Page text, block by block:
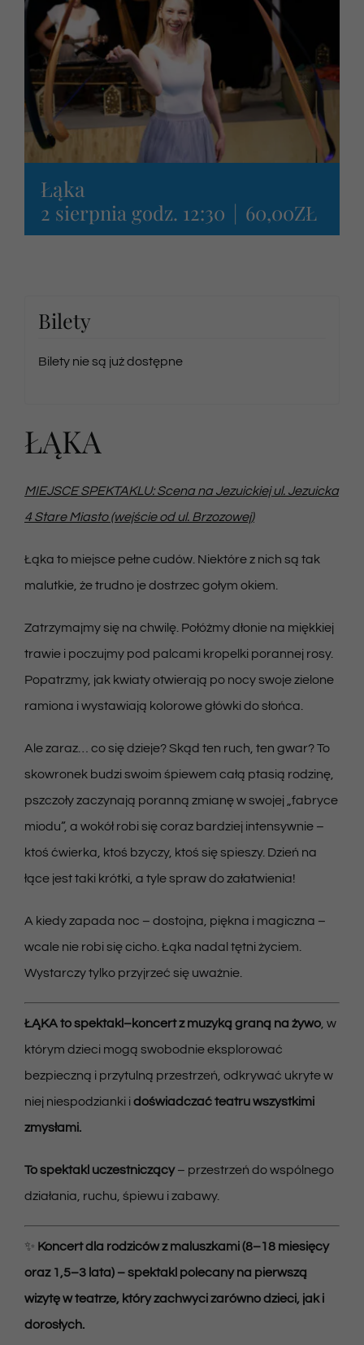
Newsletter
SKLEP VOD
Kontakt
Łąka
2 sierpnia godz. 12:30 | 60,00ZŁ
Bilety
Bilety nie są już dostępne
ŁĄKA
MIEJSCE SPEKTAKLU: Scena na Jezuickiej ul. Jezuicka
4 Stare Miasto (wejście od ul. Brzozowej)
Łąka to miejsce pełne cudów. Niektóre z nich są tak
malutkie, że trudno je dostrzec gołym okiem.
Zatrzymajmy się na chwilę. Połóżmy dłonie na miękkiej
trawie i poczujmy pod palcami kropelki porannej rosy.
Popatrzmy, jak kwiaty otwierają po nocy swoje zielone
ramiona i wystawiają kolorowe główki do słońca.
Ale zaraz… co się dzieje? Skąd ten ruch, ten gwar? To
skowronek budzi swoim śpiewem całą ptasią rodzinę,
pszczoły zaczynają poranną zmianę w swojej „fabryce
miodu”, a wokół robi się coraz bardziej intensywnie –
ktoś ćwierka, ktoś bzyczy, ktoś się spieszy. Dzień na
łące jest taki krótki, a tyle spraw do załatwienia!
A kiedy zapada noc – dostojna, piękna i magiczna –
wcale nie robi się cicho. Łąka nadal tętni życiem.
Wystarczy tylko przyjrzeć się uważnie.
ŁĄKA to spektakl–koncert z muzyką graną na żywo , w
którym dzieci mogą swobodnie eksplorować
bezpieczną i przytulną przestrzeń, odkrywać ukryte w
niej niespodzianki idoświadczać teatru wszystkimi
zmysłami.
To spektakl uczestniczący– przestrzeń do wspólnego
działania, ruchu, śpiewu i zabawy.
✨ Koncert dla rodziców z maluszkami (8–18 miesięcy
oraz 1,5–3 lata) – spektakl polecany na pierwszą
wizytę w teatrze, który zachwyci zarówno dzieci, jak i
dorosłych.